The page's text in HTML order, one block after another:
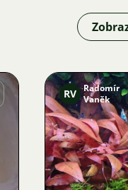
RV
Radomír
Vaněk